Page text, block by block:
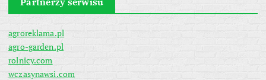
agroreklama.pl
agro-garden.pl
rolnicy.com
wczasynawsi.com